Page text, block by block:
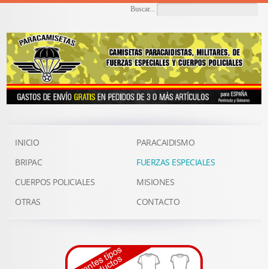
Buscar...
INICIO
PARACAIDISMO
BRIPAC
FUERZAS ESPECIALES
CUERPOS POLICIALES
MISIONES
OTRAS
CONTACTO